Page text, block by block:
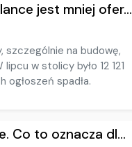
jest mniej ofer...
szczególnie na budowę,
w stolicy było 12 121
ogłoszeń spadła.
Co to oznacza dl...